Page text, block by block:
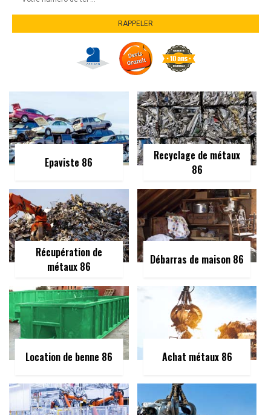
Epaviste 86
Recyclage de métaux
86
Récupération de
métaux 86
Débarras de maison 86
Location de benne 86 Achat métaux 86